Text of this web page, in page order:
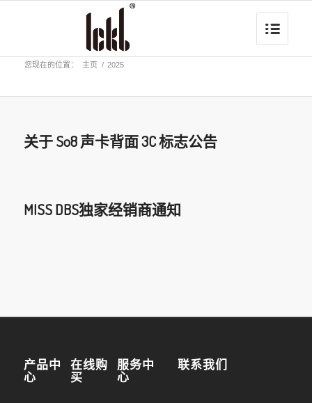
您现在的位置： 主页 / 2025
关于 So8 声卡背面 3C 标志公告
MISS DBS独家经销商通知
产品中
心
在线购
买
服务中
心
联系我们